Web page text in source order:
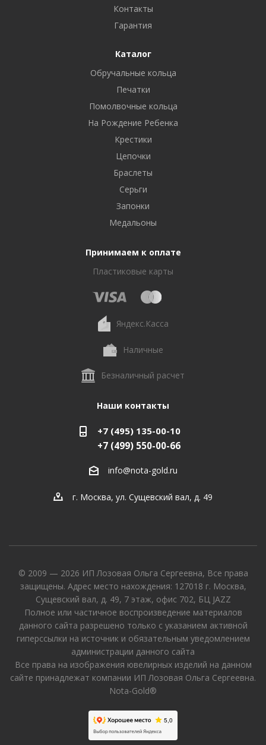
Контакты
Гарантия
Каталог
Обручальные кольца
Печатки
Помолвочные кольца
На Рождение Ребенка
Крестики
Цепочки
Браслеты
Серьги
Запонки
Медальоны
Принимаем к оплате
Пластиковые карты
Яндекс.Касса
Наличные
Безналичный расчет
Наши контакты
+7 (495) 135-00-10
+7 (499) 550-00-66
info@nota-gold.ru
г. Москва, ул. Сущевский вал, д. 49
© 2009 — 2026 ИП Лозовая Ольга Сергеевна, Все права
защищены. Адрес место нахождения: 127018 г. Москва,
Сущевский вал, д. 49, 7 этаж, офис 702, БЦ JAZZ
Полное или частичное воспроизведение материалов
данного сайта разрешено только с указанием активной
гиперссылки на источник и обязательным уведомлением
администрации данного сайта
Все права на изображения ювелирных изделий на данном
сайте принадлежат компании ИП Лозовая Ольга Сергеевна.
Nota-Gold®